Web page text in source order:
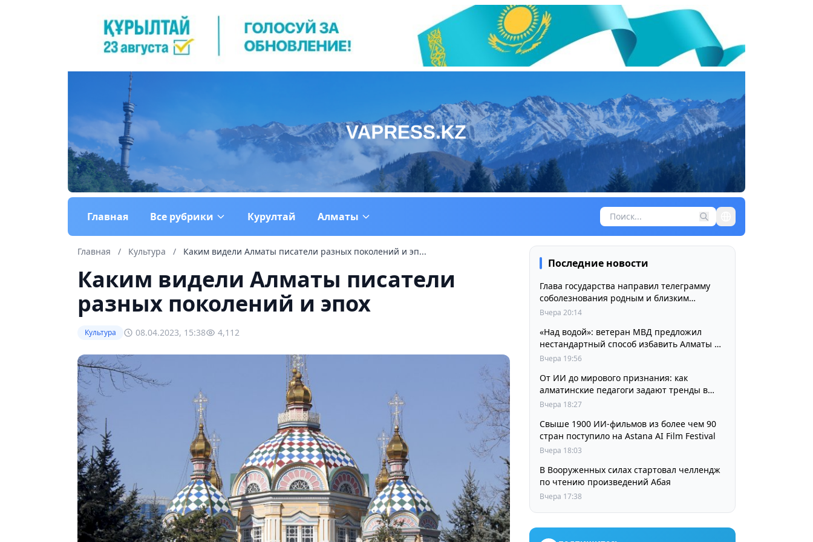
Главная Все рубрики Курултай Алматы
Главная / Культура / Каким видели Алматы писатели разных поколений и эп...
Каким видели Алматы писатели
разных поколений и эпох
Культура 08.04.2023, 15:38 4,112
Последние новости
Глава государства направил телеграмму
соболезнования родным и близким
выдающегося кинорежиссера Ардака
Вчера 20:14
«Над водой»: ветеран МВД предложил
нестандартный способ избавить Алматы от
пробок и смога
Вчера 19:56
От ИИ до мирового признания: как
алматинские педагоги задают тренды в
изучении языков
Вчера 18:27
Свыше 1900 ИИ-фильмов из более чем 90
стран поступило на Astana AI Film Festival
Вчера 18:03
В Вооруженных силах стартовал челлендж
по чтению произведений Абая
Вчера 17:38